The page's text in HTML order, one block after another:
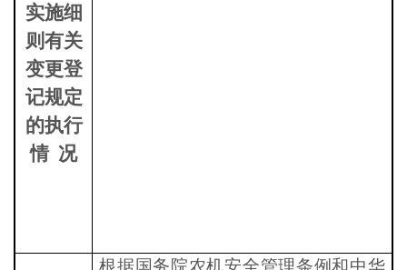
实施细
则有关
变更登
记规定
的执行
情 况
根据国务院农机安全管理条例和中华